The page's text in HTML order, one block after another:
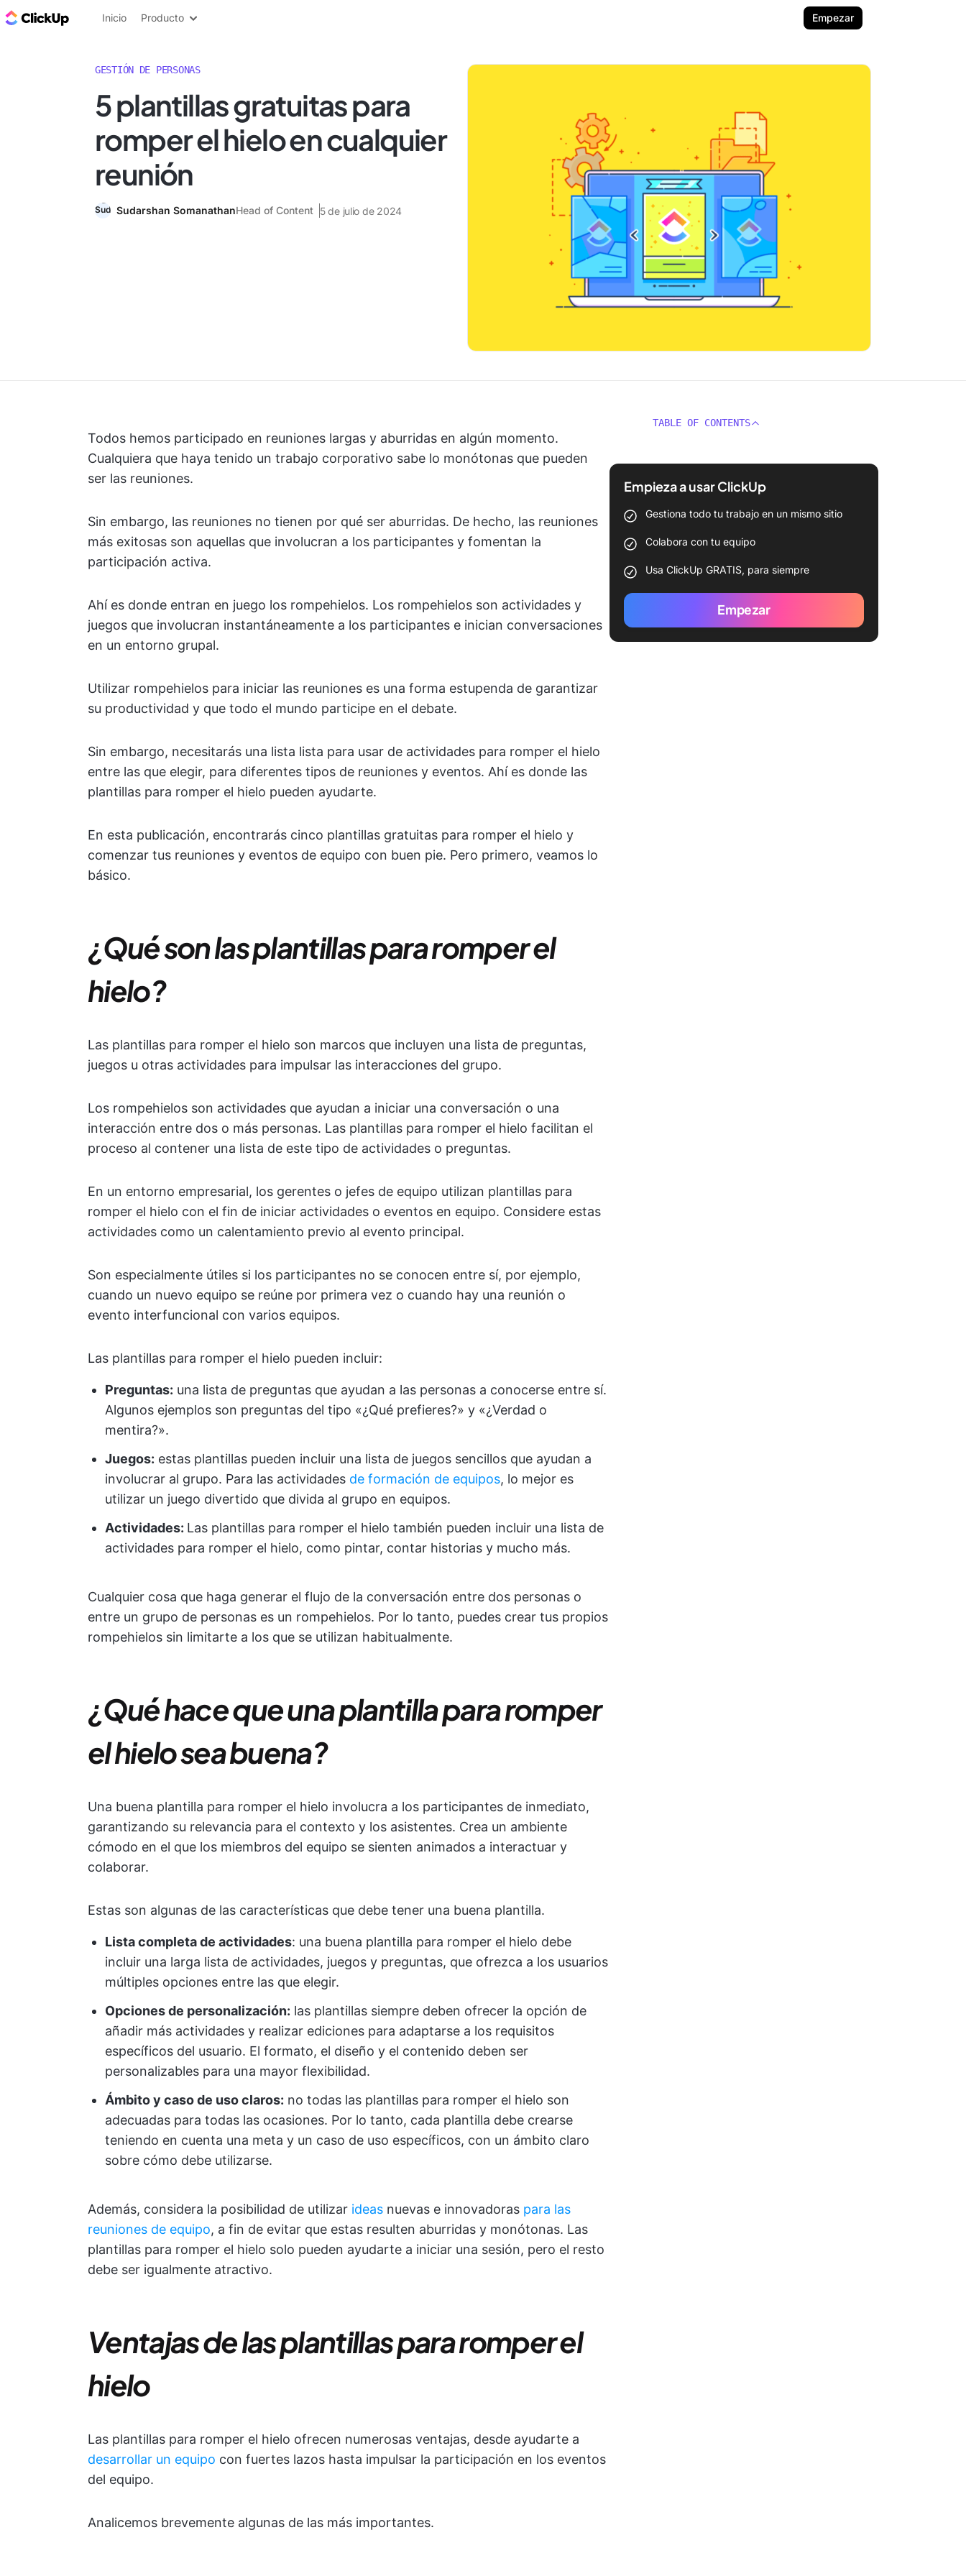
ClickUp Blog
Inicio Producto Empezar
GESTIÓN DE PERSONAS
5 plantillas gratuitas para
romper el hielo en cualquier
reunión
Sudarshan SomanathanHead of Content 5 de julio de 2024
Todos hemos participado en reuniones largas y aburridas en algún momento.
Cualquiera que haya tenido un trabajo corporativo sabe lo monótonas que pueden
ser las reuniones.
Sin embargo, las reuniones no tienen por qué ser aburridas. De hecho, las reuniones
más exitosas son aquellas que involucran a los participantes y fomentan la
participación activa.
Ahí es donde entran en juego los rompehielos. Los rompehielos son actividades y
juegos que involucran instantáneamente a los participantes e inician conversaciones
en un entorno grupal.
Utilizar rompehielos para iniciar las reuniones es una forma estupenda de garantizar
su productividad y que todo el mundo participe en el debate.
Sin embargo, necesitarás una lista lista para usar de actividades para romper el hielo
entre las que elegir, para diferentes tipos de reuniones y eventos. Ahí es donde las
plantillas para romper el hielo pueden ayudarte.
En esta publicación, encontrarás cinco plantillas gratuitas para romper el hielo y
comenzar tus reuniones y eventos de equipo con buen pie. Pero primero, veamos lo
básico.
¿Qué son las plantillas para romper el
hielo?
Las plantillas para romper el hielo son marcos que incluyen una lista de preguntas,
juegos u otras actividades para impulsar las interacciones del grupo.
Los rompehielos son actividades que ayudan a iniciar una conversación o una
interacción entre dos o más personas. Las plantillas para romper el hielo facilitan el
proceso al contener una lista de este tipo de actividades o preguntas.
En un entorno empresarial, los gerentes o jefes de equipo utilizan plantillas para
romper el hielo con el fin de iniciar actividades o eventos en equipo. Considere estas
actividades como un calentamiento previo al evento principal.
Son especialmente útiles si los participantes no se conocen entre sí, por ejemplo,
cuando un nuevo equipo se reúne por primera vez o cuando hay una reunión o
evento interfuncional con varios equipos.
Las plantillas para romper el hielo pueden incluir:
Preguntas: una lista de preguntas que ayudan a las personas a conocerse entre sí.
Algunos ejemplos son preguntas del tipo «¿Qué prefieres?» y «¿Verdad o
mentira?».
Juegos: estas plantillas pueden incluir una lista de juegos sencillos que ayudan a
involucrar al grupo. Para las actividades de formación de equipos, lo mejor es
utilizar un juego divertido que divida al grupo en equipos.
Actividades: Las plantillas para romper el hielo también pueden incluir una lista de
actividades para romper el hielo, como pintar, contar historias y mucho más.
Cualquier cosa que haga generar el flujo de la conversación entre dos personas o
entre un grupo de personas es un rompehielos. Por lo tanto, puedes crear tus propios
rompehielos sin limitarte a los que se utilizan habitualmente.
¿Qué hace que una plantilla para romper
el hielo sea buena?
Una buena plantilla para romper el hielo involucra a los participantes de inmediato,
garantizando su relevancia para el contexto y los asistentes. Crea un ambiente
cómodo en el que los miembros del equipo se sienten animados a interactuar y
colaborar.
Estas son algunas de las características que debe tener una buena plantilla.
Lista completa de actividades: una buena plantilla para romper el hielo debe
incluir una larga lista de actividades, juegos y preguntas, que ofrezca a los usuarios
múltiples opciones entre las que elegir.
Opciones de personalización: las plantillas siempre deben ofrecer la opción de
añadir más actividades y realizar ediciones para adaptarse a los requisitos
específicos del usuario. El formato, el diseño y el contenido deben ser
personalizables para una mayor flexibilidad.
Ámbito y caso de uso claros: no todas las plantillas para romper el hielo son
adecuadas para todas las ocasiones. Por lo tanto, cada plantilla debe crearse
teniendo en cuenta una meta y un caso de uso específicos, con un ámbito claro
sobre cómo debe utilizarse.
Además, considera la posibilidad de utilizar ideas nuevas e innovadoras para las
reuniones de equipo, a fin de evitar que estas resulten aburridas y monótonas. Las
plantillas para romper el hielo solo pueden ayudarte a iniciar una sesión, pero el resto
debe ser igualmente atractivo.
Ventajas de las plantillas para romper el
hielo
Las plantillas para romper el hielo ofrecen numerosas ventajas, desde ayudarte a
desarrollar un equipo con fuertes lazos hasta impulsar la participación en los eventos
del equipo.
Analicemos brevemente algunas de las más importantes.
TABLE OF CONTENTS
Empieza a usar ClickUp
Gestiona todo tu trabajo en un mismo sitio
Colabora con tu equipo
Usa ClickUp GRATIS, para siempre
Empezar